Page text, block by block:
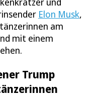
Elon Musk,
am
mit einem
Trump